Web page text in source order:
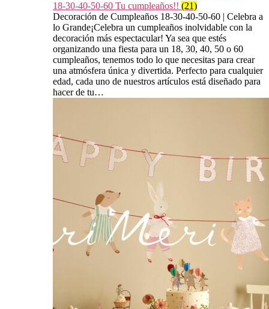
18-30-40-50-60 Tu cumpleaños!! (21)
Decoración de Cumpleaños 18-30-40-50-60 | Celebra a
lo Grande¡Celebra un cumpleaños inolvidable con la
decoración más espectacular! Ya sea que estés
organizando una fiesta para un 18, 30, 40, 50 o 60
cumpleaños, tenemos todo lo que necesitas para crear
una atmósfera única y divertida. Perfecto para cualquier
edad, cada uno de nuestros artículos está diseñado para
hacer de tu…